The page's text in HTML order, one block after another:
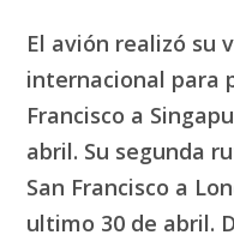
El avión realizó su
internacional para
Francisco a
abril. Su segunda
San Francisco a
ultimo 30 de abril.